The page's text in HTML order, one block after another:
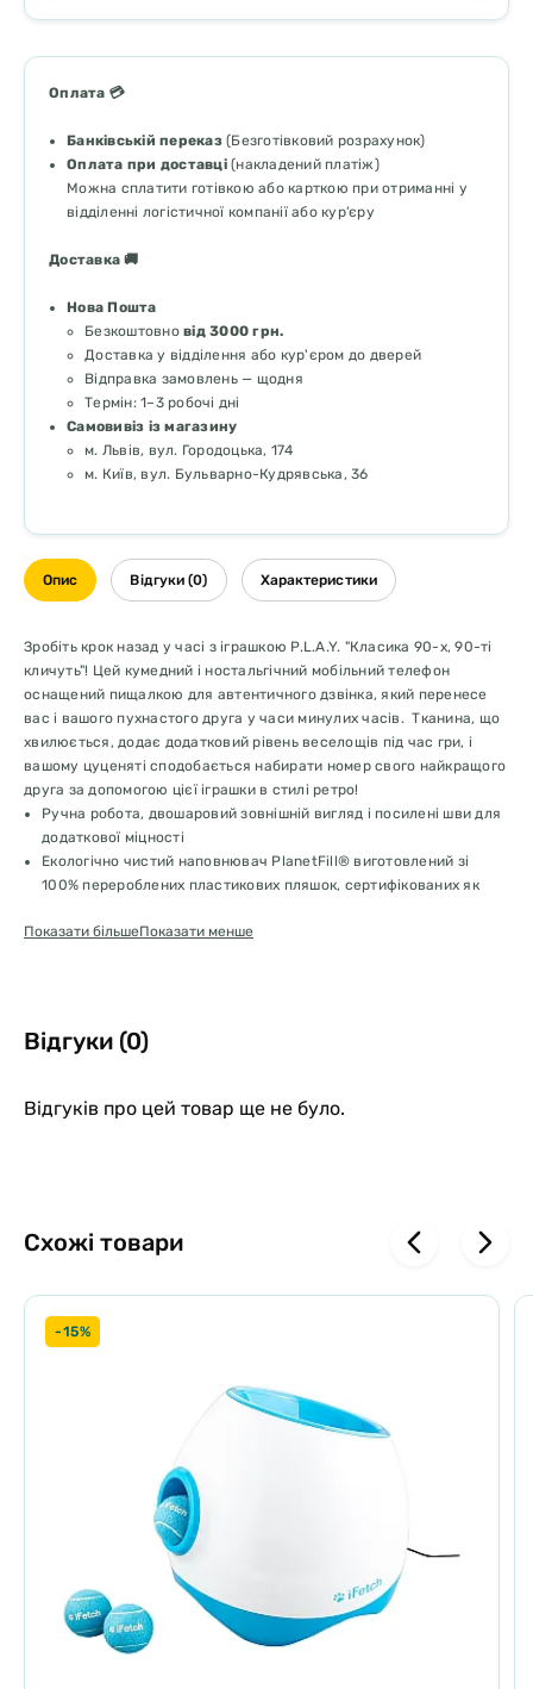
Оплата 💳
Банківській переказ(Безготівковий розрахунок)
Оплата при доставці(накладений платіж)
Можна сплатити готівкою або карткою при отриманні у
відділенні логістичної компанії або кур’єру
Доставка 🚚
Нова Пошта
Безкоштовно від 3000 грн.
Доставка у відділення або кур'єром до дверей
Відправка замовлень — щодня
Термін: 1–3 робочі дні
Самовивіз із магазину
м. Львів, вул. Городоцька, 174
м. Київ, вул. Бульварно-Кудрявська, 36
Опис Відгуки (0) Характеристики
Зробіть крок назад у часі з іграшкою P.L.A.Y. "Класика 90-х, 90-ті
кличуть"! Цей кумедний і ностальгічний мобільний телефон
оснащений пищалкою для автентичного дзвінка, який перенесе
вас і вашого пухнастого друга у часи минулих часів. Тканина, що
хвилюється, додає додатковий рівень веселощів під час гри, і
вашому цуценяті сподобається набирати номер свого найкращого
друга за допомогою цієї іграшки в стилі ретро!
Ручна робота, двошаровий зовнішній вигляд і посилені шви для
додаткової міцності
Екологічно чистий наповнювач PlanetFill® виготовлений зі
100% перероблених пластикових пляшок, сертифікованих як
Можна прати в пральній машині та сушити в сушарці
Показати більшеПоказати менше
Відгуки (0)
Відгуків про цей товар ще не було.
Схожі товари
-15%